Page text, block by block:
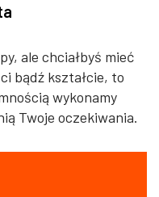
ale chciałbyś mieć
bądź kształcie, to
wykonamy
Twoje oczekiwania.